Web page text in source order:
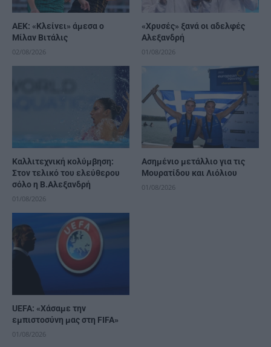
ΑΕΚ: «Κλείνει» άμεσα ο
Μίλαν Βιτάλις
02/08/2026
«Χρυσές» ξανά οι αδελφές
Αλεξανδρή
01/08/2026
Καλλιτεχνική κολύμβηση:
Στον τελικό του ελεύθερου
σόλο η Β.Αλεξανδρή
01/08/2026
Ασημένιο μετάλλιο για τις
Μουρατίδου και Λιόλιου
01/08/2026
UEFA: «Χάσαμε την
εμπιστοσύνη μας στη FIFA»
01/08/2026